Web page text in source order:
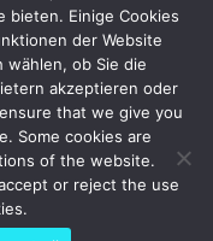
bieten. Einige Cookies
der Website
wählen, ob Sie die
akzeptieren oder
that we give you
Some cookies are
of the website.
or reject the use